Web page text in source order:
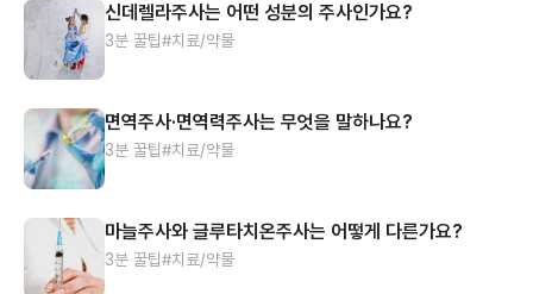
신데렐라주사는 어떤 성분의 주사인가요?
3분 꿀팁#치료/약물
면역주사·면역력주사는 무엇을 말하나요?
3분 꿀팁#치료/약물
마늘주사와 글루타치온주사는 어떻게 다른가요?
3분 꿀팁#치료/약물